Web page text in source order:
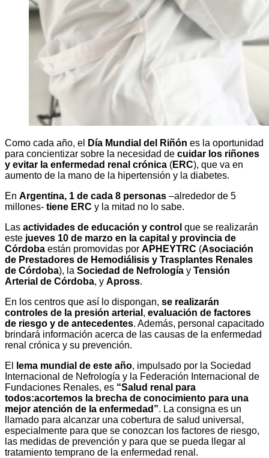
Como cada año, el Día Mundial del Riñón es la oportunidad
para concientizar sobre la necesidad de cuidar los riñones
y evitar la enfermedad renal crónica (ERC), que va en
aumento de la mano de la hipertensión y la diabetes.
En Argentina, 1 de cada 8 personas –alrededor de 5
millones- tiene ERC y la mitad no lo sabe.
Las actividades de educación y control que se realizarán
este jueves 10 de marzo en la capital y provincia de
Córdoba están promovidas por APHEYTRC (Asociación
de Prestadores de Hemodiálisis y Trasplantes Renales
de Córdoba), la Sociedad de Nefrología y Tensión
Arterial de Córdoba, y Apross.
En los centros que así lo dispongan, se realizarán
controles de la presión arterial , evaluación de factores
de riesgo y de antecedentes. Además, personal capacitado
brindará información acerca de las causas de la enfermedad
renal crónica y su prevención.
El
lema mundial de este año, impulsado por la Sociedad
Internacional de Nefrología y la Federación Internacional de
Fundaciones Renales, es “Salud renal para
todos:acortemos la brecha de conocimiento para una
mejor atención de la enfermedad”. La consigna es un
llamado para alcanzar una cobertura de salud universal,
especialmente para que se conozcan los factores de riesgo,
las medidas de prevención y para que se pueda llegar al
tratamiento temprano de la enfermedad renal.